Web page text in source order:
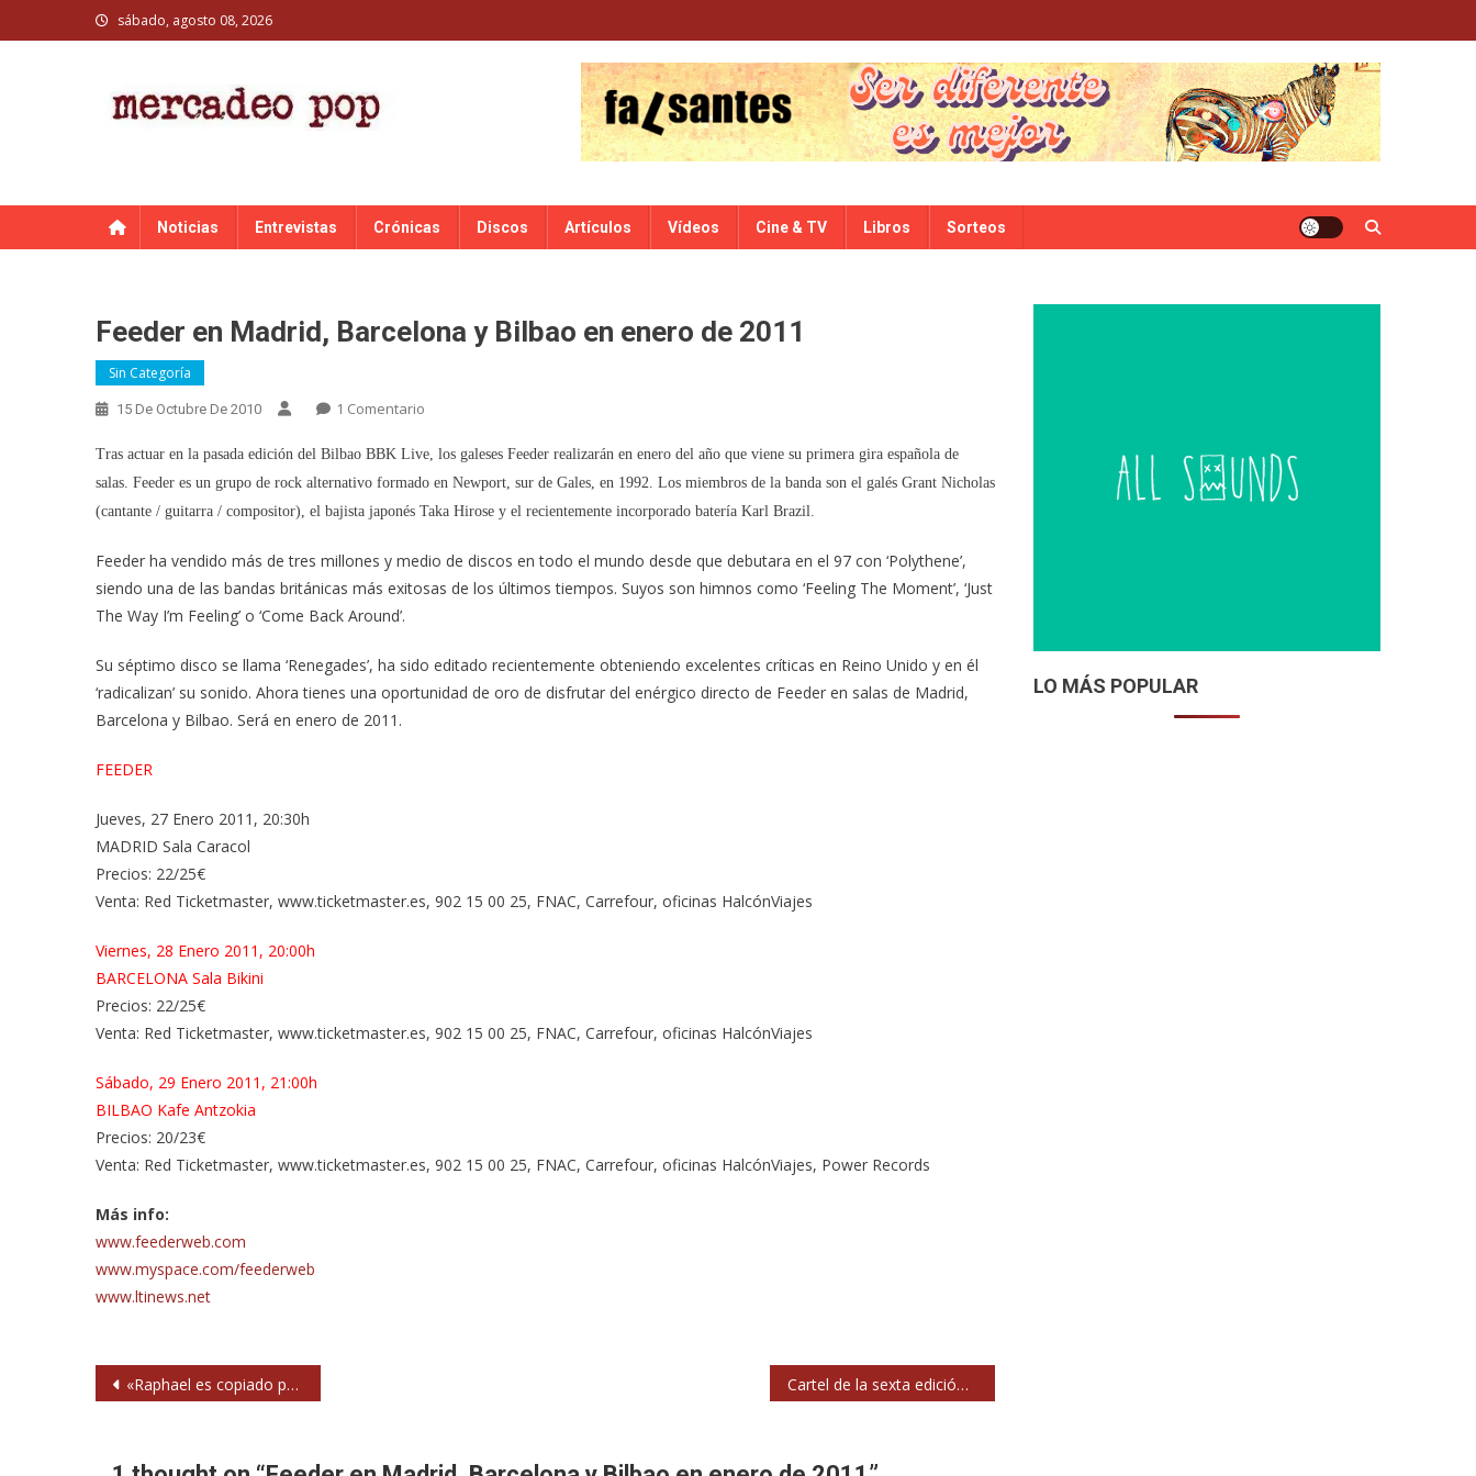
to
sábado, agosto 08, 2026
Noticias Entrevistas Crónicas Discos Artículos Vídeos Cine & TV Libros Sorteos
Feeder en Madrid, Barcelona y Bilbao en enero de 2011
Sin Categoría
15 De Octubre De 2010 1 Comentario
En
Madrid,
Barcelona
Bilbao
En
2011
Tras actuar en la pasada edición del Bilbao BBK Live, los galeses Feeder realizarán en enero del año que viene su primera gira española de
salas. Feeder es un grupo de rock alternativo formado en Newport, sur de Gales, en 1992. Los miembros de la banda son el galés Grant Nicholas
(cantante / guitarra / compositor), el bajista japonés Taka Hirose y el recientemente incorporado batería Karl Brazil.
Feeder ha vendido más de tres millones y medio de discos en todo el mundo desde que debutara en el 97 con ‘Polythene’,
siendo una de las bandas británicas más exitosas de los últimos tiempos. Suyos son himnos como ‘Feeling The Moment’, ‘Just
The Way I’m Feeling’ o ‘Come Back Around’.
Su séptimo disco se llama ‘Renegades’, ha sido editado recientemente obteniendo excelentes críticas en Reino Unido y en él
‘radicalizan’ su sonido. Ahora tienes una oportunidad de oro de disfrutar del enérgico directo de Feeder en salas de Madrid,
Barcelona y Bilbao. Será en enero de 2011.
FEEDER
Jueves, 27 Enero 2011, 20:30h
MADRID Sala Caracol
Precios: 22/25€
Venta: Red Ticketmaster, www.ticketmaster.es, 902 15 00 25, FNAC, Carrefour, oficinas HalcónViajes
Viernes, 28 Enero 2011, 20:00h
BARCELONA Sala Bikini
Precios: 22/25€
Venta: Red Ticketmaster, www.ticketmaster.es, 902 15 00 25, FNAC, Carrefour, oficinas HalcónViajes
Sábado, 29 Enero 2011, 21:00h
BILBAO Kafe Antzokia
Precios: 20/23€
Venta: Red Ticketmaster, www.ticketmaster.es, 902 15 00 25, FNAC, Carrefour, oficinas HalcónViajes, Power Records
Más info:
www.feederweb.com
www.myspace.com/feederweb
www.ltinews.net
Navegación
«Raphael es copiado pero yo nunca copio a nadie» Cartel de la sexta edición del Festival QuboCultural.Zip
LO MÁS POPULAR